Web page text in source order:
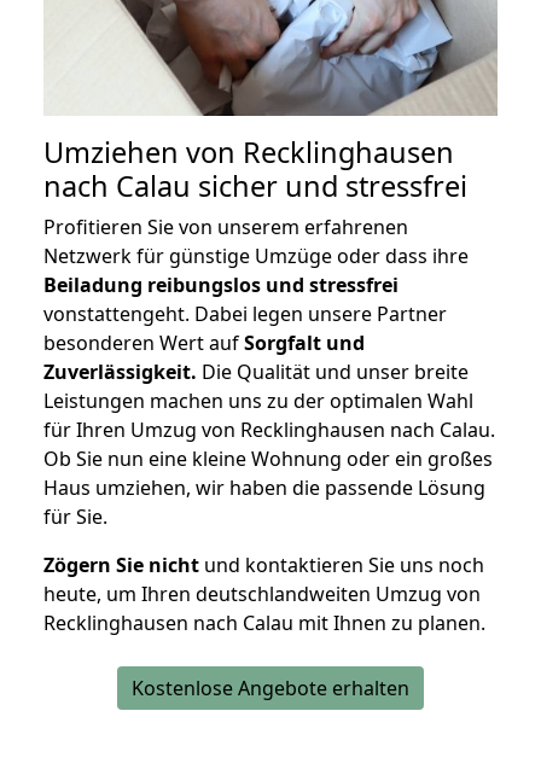
Umziehen von Recklinghausen
nach Calau sicher und stressfrei
Profitieren Sie von unserem erfahrenen
Netzwerk für günstige Umzüge oder dass ihre
Beiladung reibungslos und stressfrei
vonstattengeht. Dabei legen unsere Partner
besonderen Wert aufSorgfalt und
Zuverlässigkeit. Die Qualität und unser breite
Leistungen machen uns zu der optimalen Wahl
für Ihren Umzug von Recklinghausen nach Calau.
Ob Sie nun eine kleine Wohnung oder ein großes
Haus umziehen, wir haben die passende Lösung
für Sie.
Zögern Sie nicht und kontaktieren Sie uns noch
heute, um Ihren deutschlandweiten Umzug von
Recklinghausen nach Calau mit Ihnen zu planen.
Kostenlose Angebote erhalten